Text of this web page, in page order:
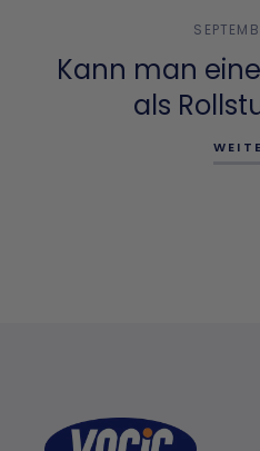
Kann man
als